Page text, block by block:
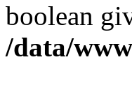
boolean
/data/